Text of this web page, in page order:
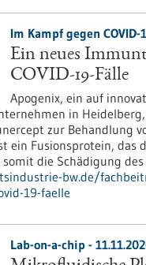
Im Kampf gegen COVID-
Ein neues
COVID-19-Fälle
Apogenix, ein auf
in
zur Behandlung
ein Fusionsprotein,
die Schädigung
bw.de/
19-faelle
Lab-on-a-chip -